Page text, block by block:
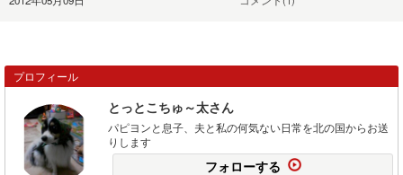
プロフィール
とっとこちゅ～太さん
パピヨンと息子、夫と私の何気ない日常を北の国からお送
りします
フォローする